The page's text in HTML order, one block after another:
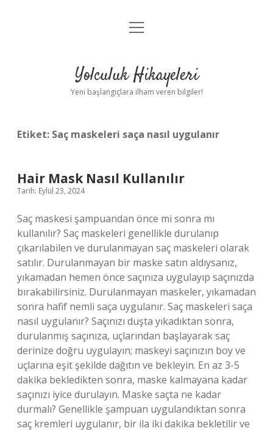
Anasayfa
Yasal Uyarı
menüyü
Yolculuk Hikayeleri
Yeni başlangıçlara ilham veren bilgiler!
Etiket: Saç maskeleri saça nasıl uygulanır
Hair Mask Nasıl Kullanılır
Tarih: Eylül 23, 2024
Saç maskesi şampuandan önce mi sonra mı
kullanılır? Saç maskeleri genellikle durulanıp
çıkarılabilen ve durulanmayan saç maskeleri olarak
satılır. Durulanmayan bir maske satın aldıysanız,
yıkamadan hemen önce saçınıza uygulayıp saçınızda
bırakabilirsiniz. Durulanmayan maskeler, yıkamadan
sonra hafif nemli saça uygulanır. Saç maskeleri saça
nasıl uygulanır? Saçınızı duşta yıkadıktan sonra,
durulanmış saçınıza, uçlarından başlayarak saç
derinize doğru uygulayın; maskeyi saçınızın boy ve
uçlarına eşit şekilde dağıtın ve bekleyin. En az 3-5
dakika bekledikten sonra, maske kalmayana kadar
saçınızı iyice durulayın. Maske saçta ne kadar
durmalı? Genellikle şampuan uygulandıktan sonra
saç kremleri uygulanır, bir ila iki dakika bekletilir ve